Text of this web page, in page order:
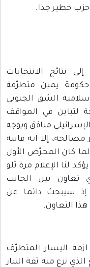
حزب خطير جدا.
نتائج الانتخابات
حكومة يمين متطرّفة
الشق الجنوبي
لتباين في المواقف
منافق ويوجه
إلا انه فاتته
كان المحرّض الأول
لنا الإعلام مرة تلو
تعاون بين الجانب
إذ سيبحث دائما عن
التعاون.
اليسار المتطرّف
نزع منه ثقة التيار